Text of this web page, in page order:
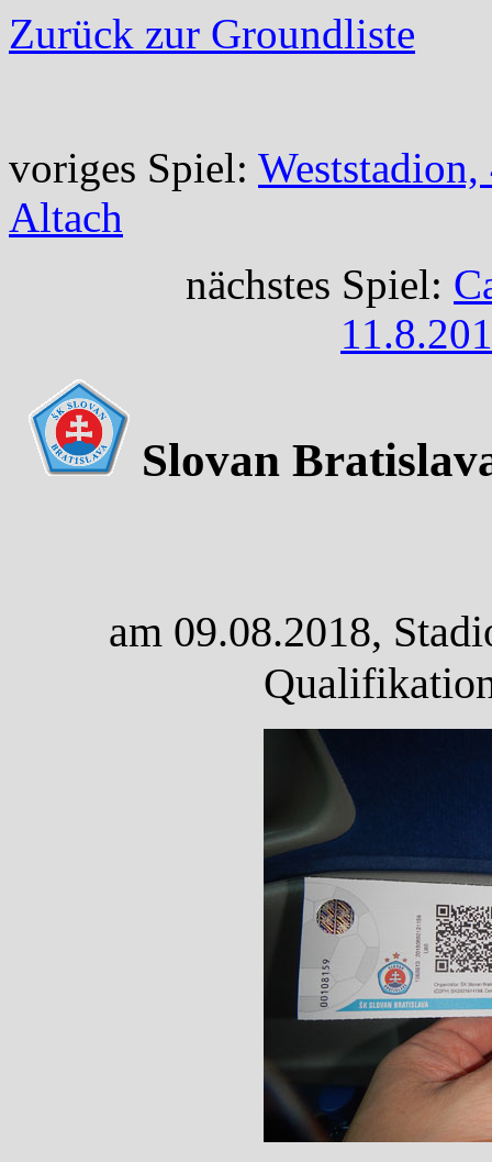
Zurück zur Groundliste
voriges Spiel:
Altach
nächstes Spiel:
Slovan
am 09.08.2018,